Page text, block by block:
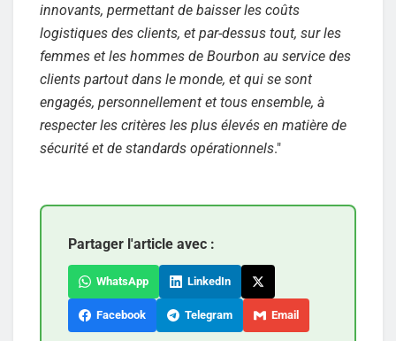
innovants, permettant de baisser les coûts
logistiques des clients, et par-dessus tout, sur les
femmes et les hommes de Bourbon au service des
clients partout dans le monde, et qui se sont
engagés, personnellement et tous ensemble, à
respecter les critères les plus élevés en matière de
sécurité et de standards opérationnels."
Partager l'article avec :
WhatsApp LinkedIn
Facebook Telegram Email